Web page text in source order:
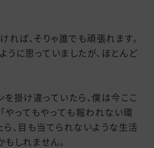
れば、そりゃ誰でも頑張れます。
うに思っていましたが、ほとんど
を掛け違っていたら、僕は今ここ
「やってもやっても報われない環
ら、目も当てられないような生活
もしれません。